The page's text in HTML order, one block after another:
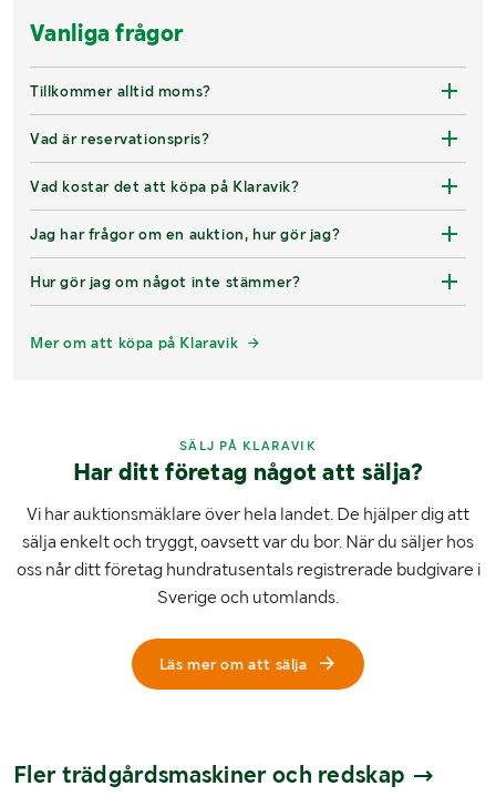
Vanliga frågor
Tillkommer alltid moms?
Vad är reservationspris?
Vad kostar det att köpa på Klaravik?
Jag har frågor om en auktion, hur gör jag?
Hur gör jag om något inte stämmer?
Mer om att köpa på Klaravik
SÄLJ PÅ KLARAVIK
Har ditt företag något att sälja?
Vi har auktionsmäklare över hela landet. De hjälper dig att
sälja enkelt och tryggt, oavsett var du bor. När du säljer hos
oss når ditt företag hundratusentals registrerade budgivare i
Sverige och utomlands.
Läs mer om att sälja
Fler trädgårdsmaskiner och redskap